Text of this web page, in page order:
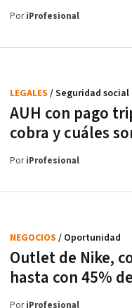
PoriProfesional
AUH con pago
cobra y cuáles
LEGALES / Seguridad social
PoriProfesional
Outlet de Nike,
hasta con 45%
NEGOCIOS / Oportunidad
PoriProfesional